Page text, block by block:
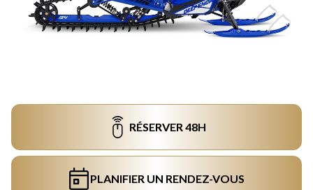
RÉSERVER 48H
PLANIFIER UN RENDEZ-VOUS